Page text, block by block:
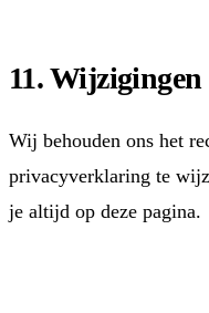
11. Wijzigingen
Wij behouden ons het
privacyverklaring te
je altijd op deze pagina.